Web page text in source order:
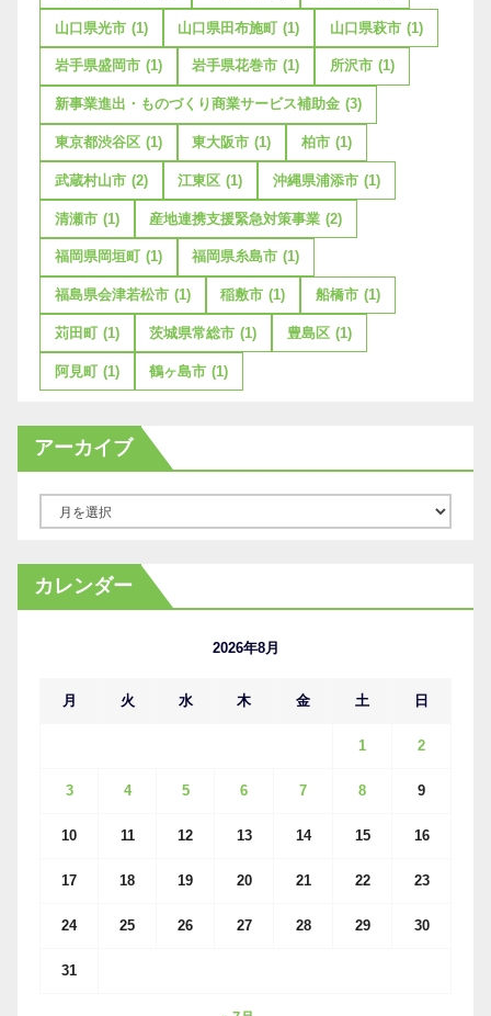
山口県光市 (1) 山口県田布施町 (1) 山口県萩市 (1)
岩手県盛岡市 (1) 岩手県花巻市 (1) 所沢市 (1)
新事業進出・ものづくり商業サービス補助金 (3)
東京都渋谷区 (1) 東大阪市 (1) 柏市 (1)
武蔵村山市 (2) 江東区 (1) 沖縄県浦添市 (1)
清瀬市 (1) 産地連携支援緊急対策事業 (2)
福岡県岡垣町 (1) 福岡県糸島市 (1)
福島県会津若松市 (1) 稲敷市 (1) 船橋市 (1)
苅田町 (1) 茨城県常総市 (1) 豊島区 (1)
阿見町 (1) 鶴ヶ島市 (1)
アーカイブ
カ
イ
カレンダー
2026年8月
月 火 水 木 金 土 日
1 2
3 4 5 6 7 8 9
10 11 12 13 14 15 16
17 18 19 20 21 22 23
24 25 26 27 28 29 30
31